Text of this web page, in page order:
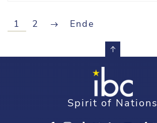
1 2 Ende
Spirit of Nations